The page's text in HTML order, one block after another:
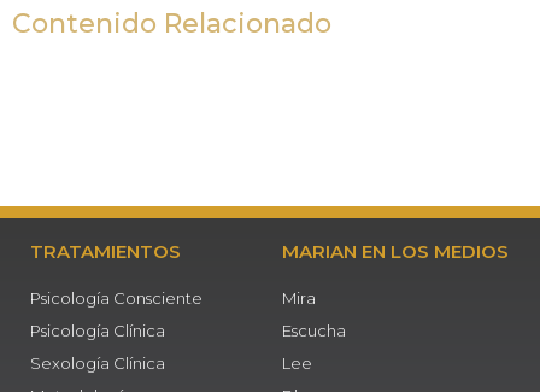
Contenido Relacionado
TRATAMIENTOS
Psicología Consciente
Psicología Clínica
Sexología Clínica
MARIAN EN LOS MEDIOS
Mira
Escucha
Lee